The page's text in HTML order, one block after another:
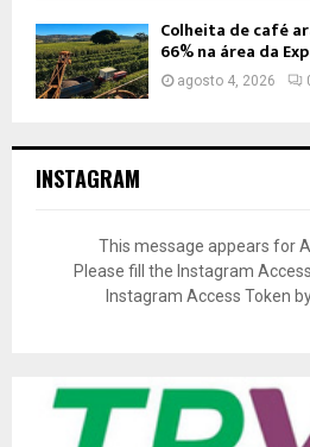
Colheita de café
66% na área da
agosto 4, 2026
INSTAGRAM
This message appears for
Please fill the Instagram
Instagram Access Token